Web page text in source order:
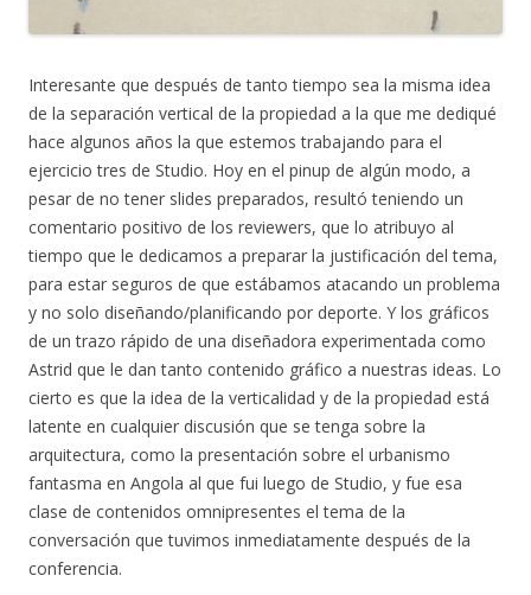
Interesante que después de tanto tiempo sea la misma idea
de la separación vertical de la propiedad a la que me dediqué
hace algunos años la que estemos trabajando para el
ejercicio tres de Studio. Hoy en el pinup de algún modo, a
pesar de no tener slides preparados, resultó teniendo un
comentario positivo de los reviewers, que lo atribuyo al
tiempo que le dedicamos a preparar la justificación del tema,
para estar seguros de que estábamos atacando un problema
y no solo diseñando/planificando por deporte. Y los gráficos
de un trazo rápido de una diseñadora experimentada como
Astrid que le dan tanto contenido gráfico a nuestras ideas. Lo
cierto es que la idea de la verticalidad y de la propiedad está
latente en cualquier discusión que se tenga sobre la
arquitectura, como la presentación sobre el urbanismo
fantasma en Angola al que fui luego de Studio, y fue esa
clase de contenidos omnipresentes el tema de la
conversación que tuvimos inmediatamente después de la
conferencia.